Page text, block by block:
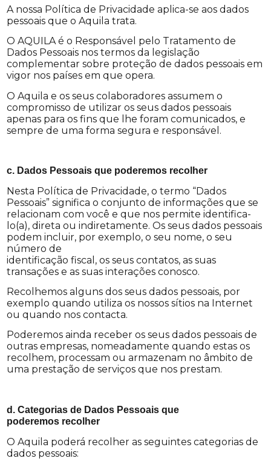
A nossa Política de Privacidade aplica-se aos dados
pessoais que o Aquila trata.
O AQUILA é o Responsável pelo Tratamento de
Dados Pessoais nos termos da legislação
complementar sobre proteção de dados pessoais em
vigor nos países em que opera.
O Aquila e os seus colaboradores assumem o
compromisso de utilizar os seus dados pessoais
apenas para os fins que lhe foram comunicados, e
sempre de uma forma segura e responsável.
c. Dados Pessoais que poderemos recolher
Nesta Política de Privacidade, o termo “Dados
Pessoais” significa o conjunto de informações que se
relacionam com você e que nos permite identifica-
lo(a), direta ou indiretamente. Os seus dados pessoais
podem incluir, por exemplo, o seu nome, o seu
número de
identificação fiscal, os seus contatos, as suas
transações e as suas interações conosco.
Recolhemos alguns dos seus dados pessoais, por
exemplo quando utiliza os nossos sítios na Internet
ou quando nos contacta.
Poderemos ainda receber os seus dados pessoais de
outras empresas, nomeadamente quando estas os
recolhem, processam ou armazenam no âmbito de
uma prestação de serviços que nos prestam.
d. Categorias de Dados Pessoais que
poderemos recolher
O Aquila poderá recolher as seguintes categorias de
dados pessoais: